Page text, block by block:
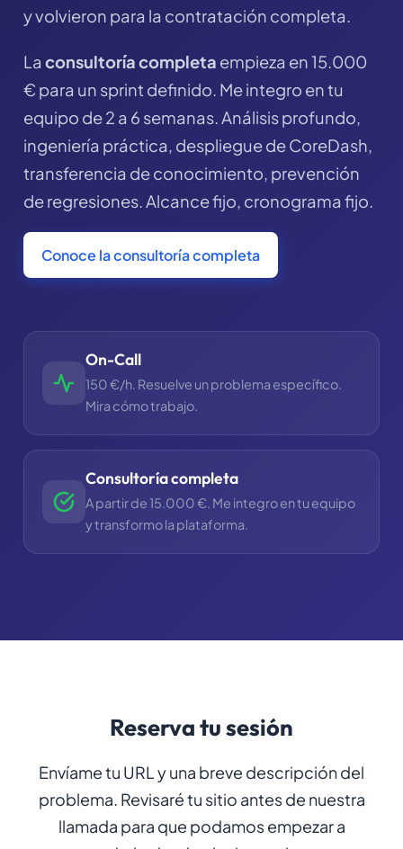
y volvieron para la contratación completa.
La consultoría completa empieza en 15.000
€ para un sprint definido. Me integro en tu
equipo de 2 a 6 semanas. Análisis profundo,
ingeniería práctica, despliegue de CoreDash,
transferencia de conocimiento, prevención
de regresiones. Alcance fijo, cronograma fijo.
Conoce la consultoría completa
On-Call
150 €/h. Resuelve un problema específico.
Mira cómo trabajo.
Consultoría completa
A partir de 15.000 €. Me integro en tu equipo
y transformo la plataforma.
Reserva tu sesión
Envíame tu URL y una breve descripción del
problema. Revisaré tu sitio antes de nuestra
llamada para que podamos empezar a